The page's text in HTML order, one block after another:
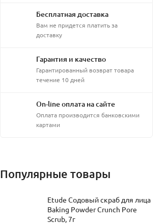
Бесплатная доставка
Вам не придется платить за
доставку
Гарантия и качество
Гарантированный возврат товара
течение 10 дней
On-line оплата на сайте
Оплата производится банковскими
картами
Популярные товары
Etude Содовый скраб для лица
Baking Powder Crunch Pore
Scrub, 7г